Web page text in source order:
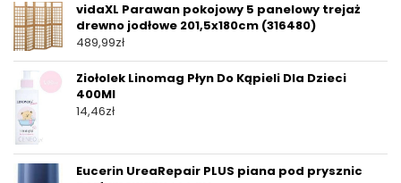
vidaXL Parawan pokojowy 5 panelowy trejaż
drewno jodłowe 201,5x180cm (316480)
489,99zł
Ziołolek Linomag Płyn Do Kąpieli Dla Dzieci
400Ml
14,46zł
Eucerin UreaRepair PLUS piana pod prysznic